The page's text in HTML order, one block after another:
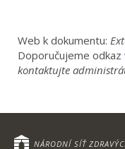
Web k dokumentu:
Doporučujeme odkaz
kontaktujte
NÁRODNÍ SÍŤ